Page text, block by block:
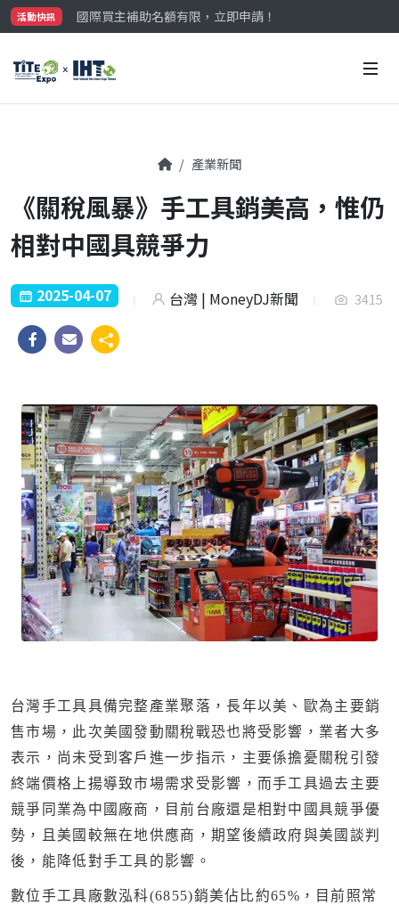
活動快訊
國際買主補助名額有限，立即申請！
參觀門票開放申請中‼️
國際買主補助名額有限，立即申請！
產業新聞
《關稅風暴》手工具銷美高，惟仍
相對中國具競爭力
2025-04-07 台灣 | MoneyDJ新聞 3415
台灣手工具具備完整產業聚落，長年以美、歐為主要銷
售市場，此次美國發動關稅戰恐也將受影響，業者大多
表示，尚未受到客戶進一步指示，主要係擔憂關稅引發
終端價格上揚導致市場需求受影響，而手工具過去主要
競爭同業為中國廠商，目前台廠還是相對中國具競爭優
勢，且美國較無在地供應商，期望後續政府與美國談判
後，能降低對手工具的影響。
數位手工具廠數泓科(6855)銷美佔比約65%，目前照常